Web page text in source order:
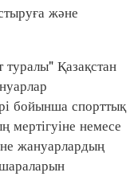
және
Қазақстан
бойынша спорттық
мертігуіне немесе
не жануарлардың